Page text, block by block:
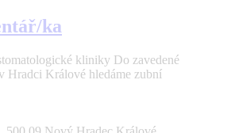
ka
kliniky Do zavedené
Hradci Králové hledáme zubní